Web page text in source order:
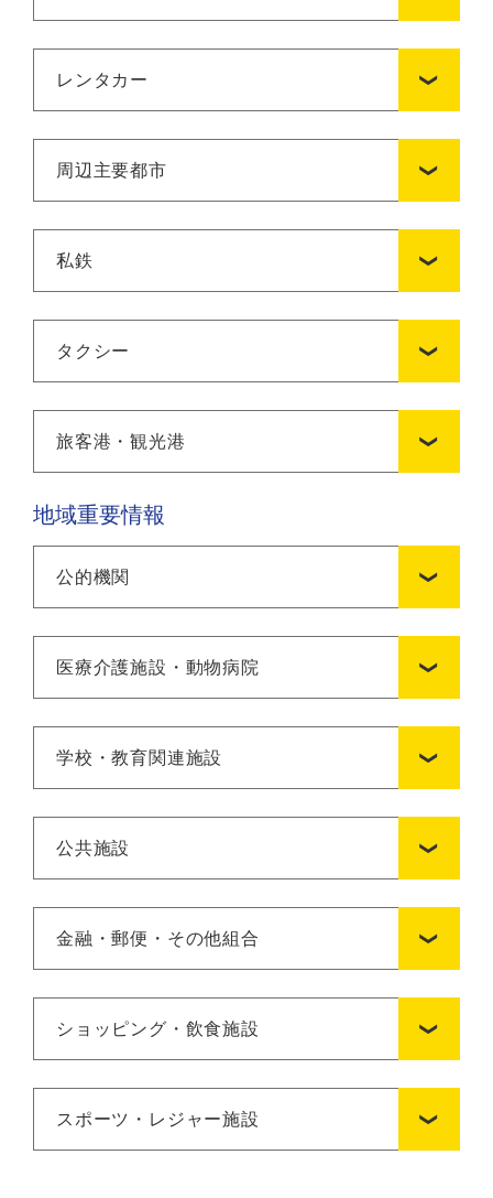
レンタカー
周辺主要都市
私鉄
タクシー
旅客港・観光港
地域重要情報
公的機関
医療介護施設・動物病院
学校・教育関連施設
公共施設
金融・郵便・その他組合
ショッピング・飲食施設
スポーツ・レジャー施設